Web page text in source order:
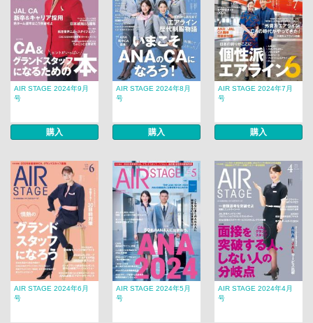
AIR STAGE 2024年9月
号
購入
AIR STAGE 2024年8月
号
購入
AIR STAGE 2024年7月
号
購入
AIR STAGE 2024年6月
号
AIR STAGE 2024年5月
号
AIR STAGE 2024年4月
号